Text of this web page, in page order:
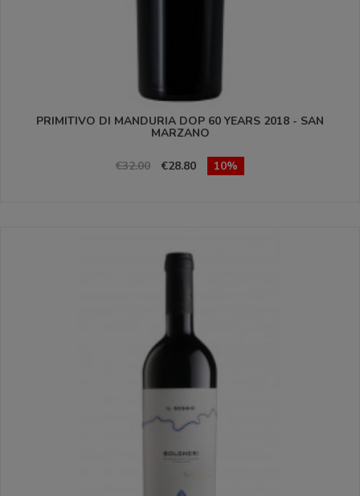
PRIMITIVO DI MANDURIA DOP 60 YEARS 2018 - SAN
MARZANO
€32.00 €28.80 10%